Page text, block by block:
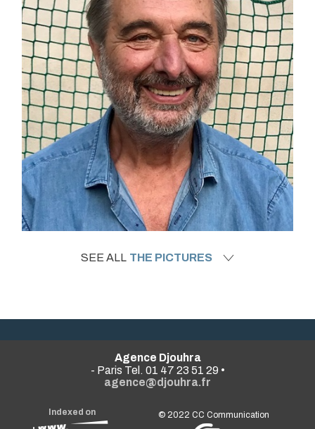
SEE ALL THE PICTURES
Agence Djouhra
- Paris Tel. 01 47 23 51 29 •
agence@djouhra.fr
Indexed on © 2022CC Communication